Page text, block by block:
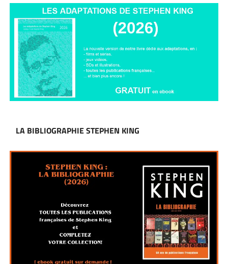
LA BIBLIOGRAPHIE STEPHEN KING